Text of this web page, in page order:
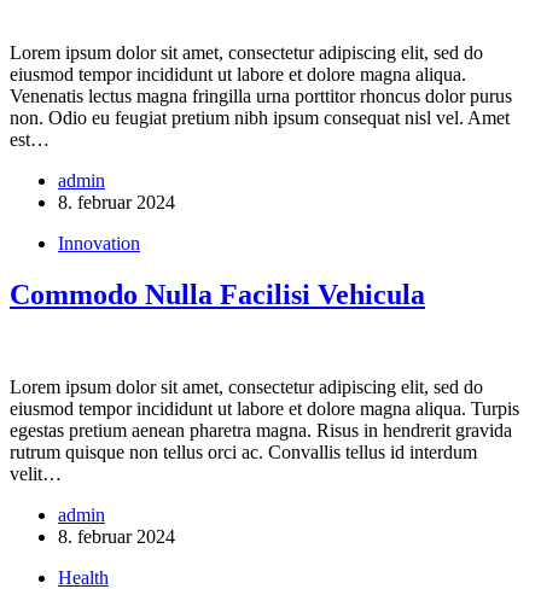
Lorem ipsum dolor sit amet, consectetur adipiscing elit, sed do
eiusmod tempor incididunt ut labore et dolore magna aliqua.
Venenatis lectus magna fringilla urna porttitor rhoncus dolor purus
non. Odio eu feugiat pretium nibh ipsum consequat nisl vel. Amet
est…
admin
8. februar 2024
Innovation
Commodo Nulla Facilisi Vehicula
Lorem ipsum dolor sit amet, consectetur adipiscing elit, sed do
eiusmod tempor incididunt ut labore et dolore magna aliqua. Turpis
egestas pretium aenean pharetra magna. Risus in hendrerit gravida
rutrum quisque non tellus orci ac. Convallis tellus id interdum
velit…
admin
8. februar 2024
Health